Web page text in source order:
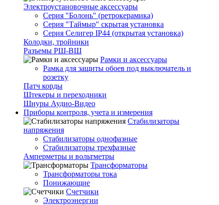
Электроустановочные аксессуары
Серия "Болонь" (ретрокерамика)
Серия "Таймыр" скрытая установка
Серия Селигер IP44 (открытая установка)
Колодки, тройники
Разъемы РШ-ВШ
Рамки и аксессуары
Рамка для защиты обоев под выключатель и
розетку
Патч корды
Штекеры и переходники
Шнуры Аудио-Видео
Приборы контроля, учета и измерения
Стабилизаторы
напряжения
Стабилизаторы однофазные
Стабилизаторы трехфазные
Амперметры и вольтметры
Трансформаторы
Трансформаторы тока
Понижающие
Счетчики
Электроэнергии